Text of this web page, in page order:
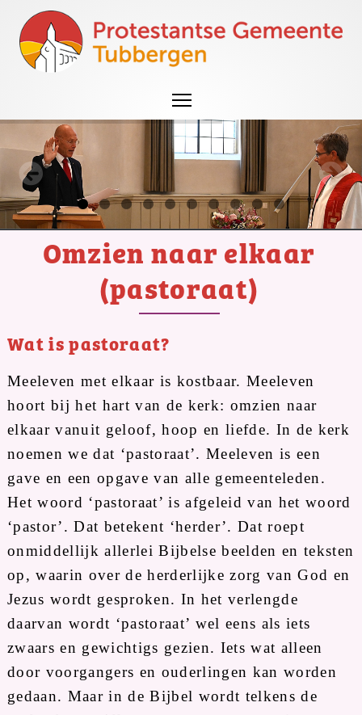
Omzien naar elkaar
(pastoraat)
Wat is pastoraat?
Meeleven met elkaar is kostbaar. Meeleven
hoort bij het hart van de kerk: omzien naar
elkaar vanuit geloof, hoop en liefde. In de kerk
noemen we dat ‘pastoraat’. Meeleven is een
gave en een opgave van alle gemeenteleden.
Het woord ‘pastoraat’ is afgeleid van het woord
‘pastor’. Dat betekent ‘herder’. Dat roept
onmiddellijk allerlei Bijbelse beelden en teksten
op, waarin over de herderlijke zorg van God en
Jezus wordt gesproken. In het verlengde
daarvan wordt ‘pastoraat’ wel eens als iets
zwaars en gewichtigs gezien. Iets wat alleen
door voorgangers en ouderlingen kan worden
gedaan. Maar in de Bijbel wordt telkens de